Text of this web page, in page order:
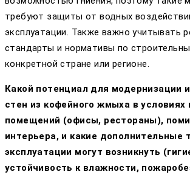
требуют защиты от водных
эксплуатации. Также важно учитывать
стандарты и нормативы по
конкретной стране или регионе.
Какой потенциал для модернизации
стен из кофейного жмыха в условиях
помещений (офисы, рестораны),
интерьера, и какие дополнительные
эксплуатации могут возникнуть
устойчивость к влажности,